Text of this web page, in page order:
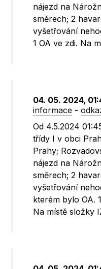
nájezd na
směrech; 2
vyšetřování
1 OA ve zdi. Na
04. 05. 2024,
informace -
Od 4.5.2024
třídy I v obci
Prahy;
nájezd na
směrech; 2
vyšetřování
kterém bylo OA.
Na místě složky